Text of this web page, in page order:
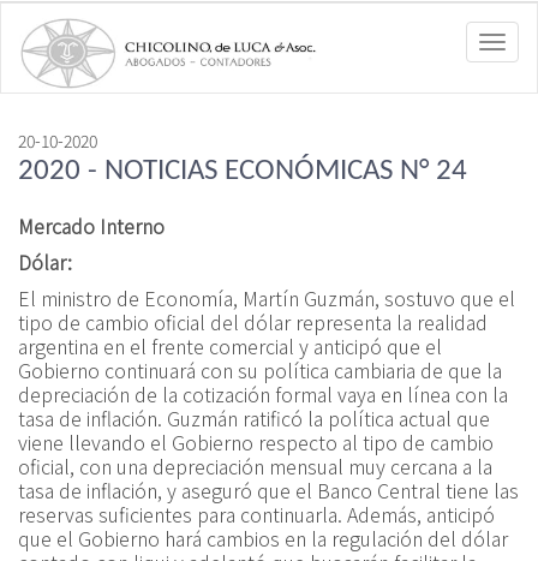
20-10-2020
2020 - NOTICIAS ECONÓMICAS N° 24
Mercado Interno
Dólar:
El ministro de Economía, Martín Guzmán, sostuvo que el
tipo de cambio oficial del dólar representa la realidad
argentina en el frente comercial y anticipó que el
Gobierno continuará con su política cambiaria de que la
depreciación de la cotización formal vaya en línea con la
tasa de inflación. Guzmán ratificó la política actual que
viene llevando el Gobierno respecto al tipo de cambio
oficial, con una depreciación mensual muy cercana a la
tasa de inflación, y aseguró que el Banco Central tiene las
reservas suficientes para continuarla. Además, anticipó
que el Gobierno hará cambios en la regulación del dólar